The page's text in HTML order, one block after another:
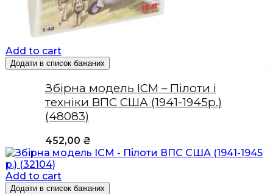
Add to cart
Додати в список бажаних
Збірна модель ICM – Пілоти і
техніки ВПС США (1941-1945р.)
(48083)
452,00 ₴
Add to cart
Додати в список бажаних